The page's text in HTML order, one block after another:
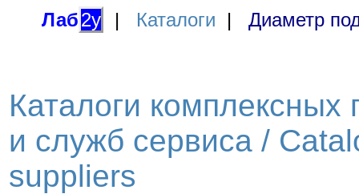
Лаб2у | Каталоги | Диаметр
Каталоги
и служб сервиса /
suppliers